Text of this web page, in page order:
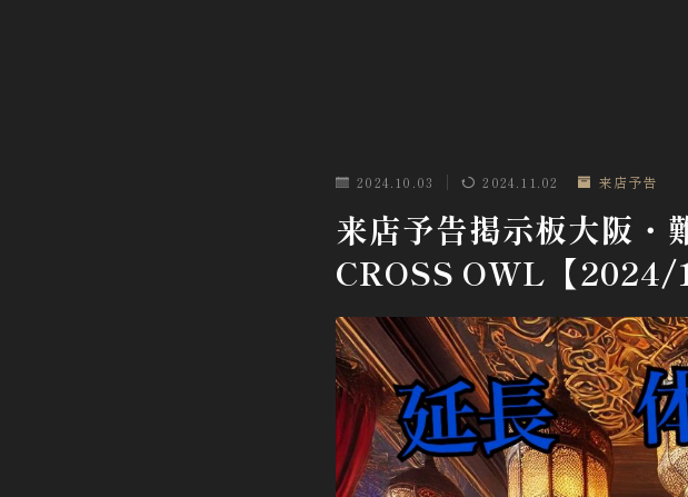
2024.10.03 2024.11.02 来店予告
来店予告掲示板大阪
CROSS OWL【2024/